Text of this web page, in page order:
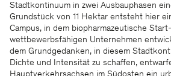
Stadtkontinuum in zwei Ausbauphasen
Grundstück von 11 Hektar entsteht hier
Campus, in dem biopharmazeutische
wettbewerbsfähigen Unternehmen
dem Grundgedanken, in diesem
Dichte und Intensität zu schaffen,